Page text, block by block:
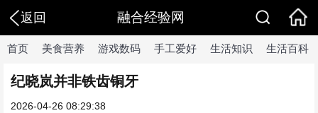
返回 融合经验网
首页 美食营养 游戏数码 手工爱好 生活知识 生活百科
纪晓岚并非铁齿铜牙
2026-04-26 08:29:38